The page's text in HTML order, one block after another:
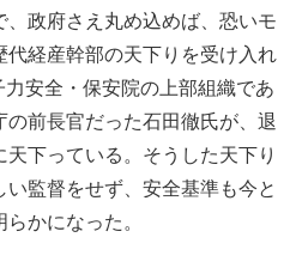
政府さえ丸め込めば、恐いモ
代経産幹部の天下りを受け入れ
安全・保安院の上部組織であ
前長官だった石田徹氏が、退
下っている。そうした天下り
監督をせず、安全基準も今と
かになった。